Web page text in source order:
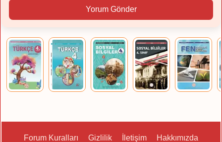
Yorum Gönder
Forum Kuralları Gizlilik İletişim Hakkımızda